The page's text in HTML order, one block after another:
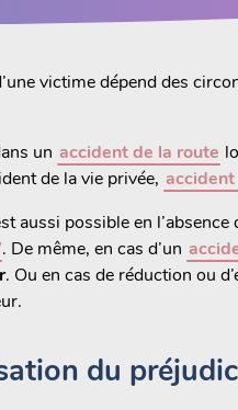
victime dépend des
un accident de la route
de la vie privée,
aussi possible en l’absence
. De même, en cas d’un
. Ou en cas de réduction ou
du